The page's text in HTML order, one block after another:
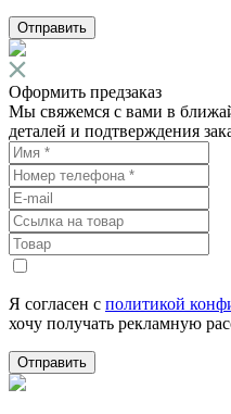
Отправить
Оформить предзаказ
Мы свяжемся с вами в
деталей и подтверждения
Я согласен с политикой
хочу получать рекламную
Отправить